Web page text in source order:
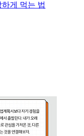
게 먹는 법